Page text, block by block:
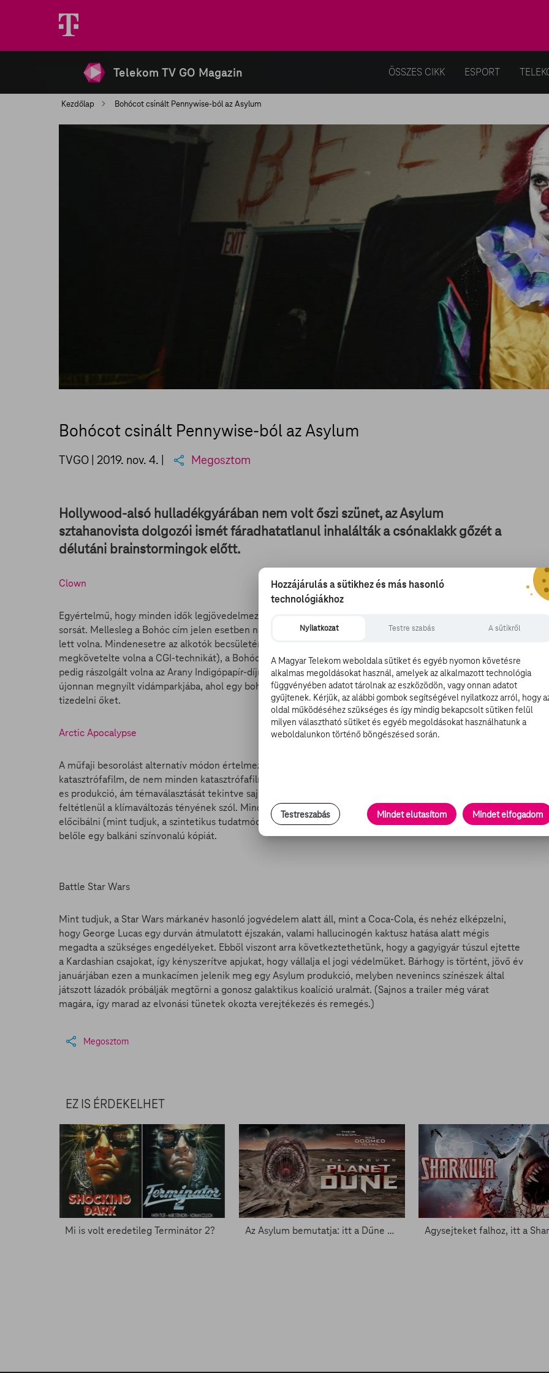
Telekom TV GO Magazin ÖSSZES CIKK ESPORT
Kezdőlap Bohócot csinált Pennywise-ból az Asylum
Bohócot csinált Pennywise-ból az Asylum
TVGO | 2019. nov. 4. | Megosztom
Hollywood-alsó hulladékgyárában nem volt őszi szünet, az Asylum
sztahanovista dolgozói ismét fáradhatatlanul inhalálták a csónaklakk gőzét a
délutáni brainstormingok előtt.
Clown
Egyértelmű, hogy minden idők legjövedelmezőbb horrorfilmjének antihőse, Pennywise nem kerülhette el
sorsát. Mellesleg a Bohóc cím jelen esetben nem igazán kifejező, az Az után az „Őőőő, izé” szemléletesebb
lett volna. Mindenesetre az alkotók becsületére váljon, hogy szó sincs szimpla vérgagyi kópiáról (az ugyanis
megkövetelte volna a CGI-technikát), a Bohóc egy vérgagyi slasherhorror lett. A forgatókönyv egyedisége
pedig rászolgált volna az Arany Indigópapír-díjra: fiatalok egy csoportja éjszaka beszökik a porfészek
újonnan megnyílt vidámparkjába, ahol egy bohócruhás gyilkos (talán a feldühödött jegyszedő néni) elkezdi
tizedelni őket.
Arctic Apocalypse
A műfaji besorolást alternatív módon értelmezendő, bátran mondhatnánk: minden Asylum-film
katasztrófafilm, de nem minden katasztrófafilm Asylum-film. Igaz, Roland Emmerich Holnaputánja 2004-
es produkció, ám témaválasztását tekintve sajnos újfent aktuális, a sajnálkozás pedig jelen esetben nem
feltétlenül a klímaváltozás tényének szól. Mindenesetre a gagyigyár munkatársai nem érezték cikinek újra
előcibálni (mint tudjuk, a szintetikus tudatmódosítók többsége leszámol a szégyenérzettel), és legyártani
belőle egy balkáni színvonalú kópiát.
Battle Star Wars
Mint tudjuk, a Star Wars márkanév hasonló jogvédelem alatt áll, mint a Coca-Cola, és nehéz elképzelni,
hogy George Lucas egy durván átmulatott éjszakán, valami hallucinogén kaktusz hatása alatt mégis
megadta a szükséges engedélyeket. Ebből viszont arra következtethetünk, hogy a gagyigyár túszul ejtette
a Kardashian csajokat, így kényszerítve apjukat, hogy vállalja el jogi védelmüket. Bárhogy is történt, jövő év
januárjában ezen a munkacímen jelenik meg egy Asylum produkció, melyben nevenincs színészek által
játszott lázadók próbálják megtörni a gonosz galaktikus koalíció uralmát. (Sajnos a trailer még várat
magára, így marad az elvonási tünetek okozta verejtékezés és remegés.)
Megosztom
EZ IS ÉRDEKELHET
Mi is volt eredetileg Terminátor 2? Az Asylum bemutatja: itt a Dűne gyépés mostatestvére Agysejteket falhoz, itt a
Hozzájárulás a sütikhez és más hasonló
technológiákhoz
Nyilatkozat Testre szabás A sütikről
A Magyar Telekom weboldala sütiket és egyéb nyomon követésre
alkalmas megoldásokat használ, amelyek az alkalmazott technológia
függvényében adatot tárolnak az eszközödön, vagy onnan adatot
gyűjtenek. Kérjük, az alábbi gombok segítségével nyilatkozz arról, hogy
oldal működéséhez szükséges és így mindig bekapcsolt sütiken felül
milyen választható sütiket és egyéb megoldásokat használhatunk a
weboldalunkon történő böngészésed során.
Testreszabás Mindet elutasítom Mindet elfogadom